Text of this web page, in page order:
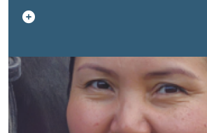
расширения возможностей людей,
институтов, экономического
достигнутые благодаря тесному
между ООН и Правительством
также закладывает основу для
взаимодействия в рамках
сотрудничества ООН в области